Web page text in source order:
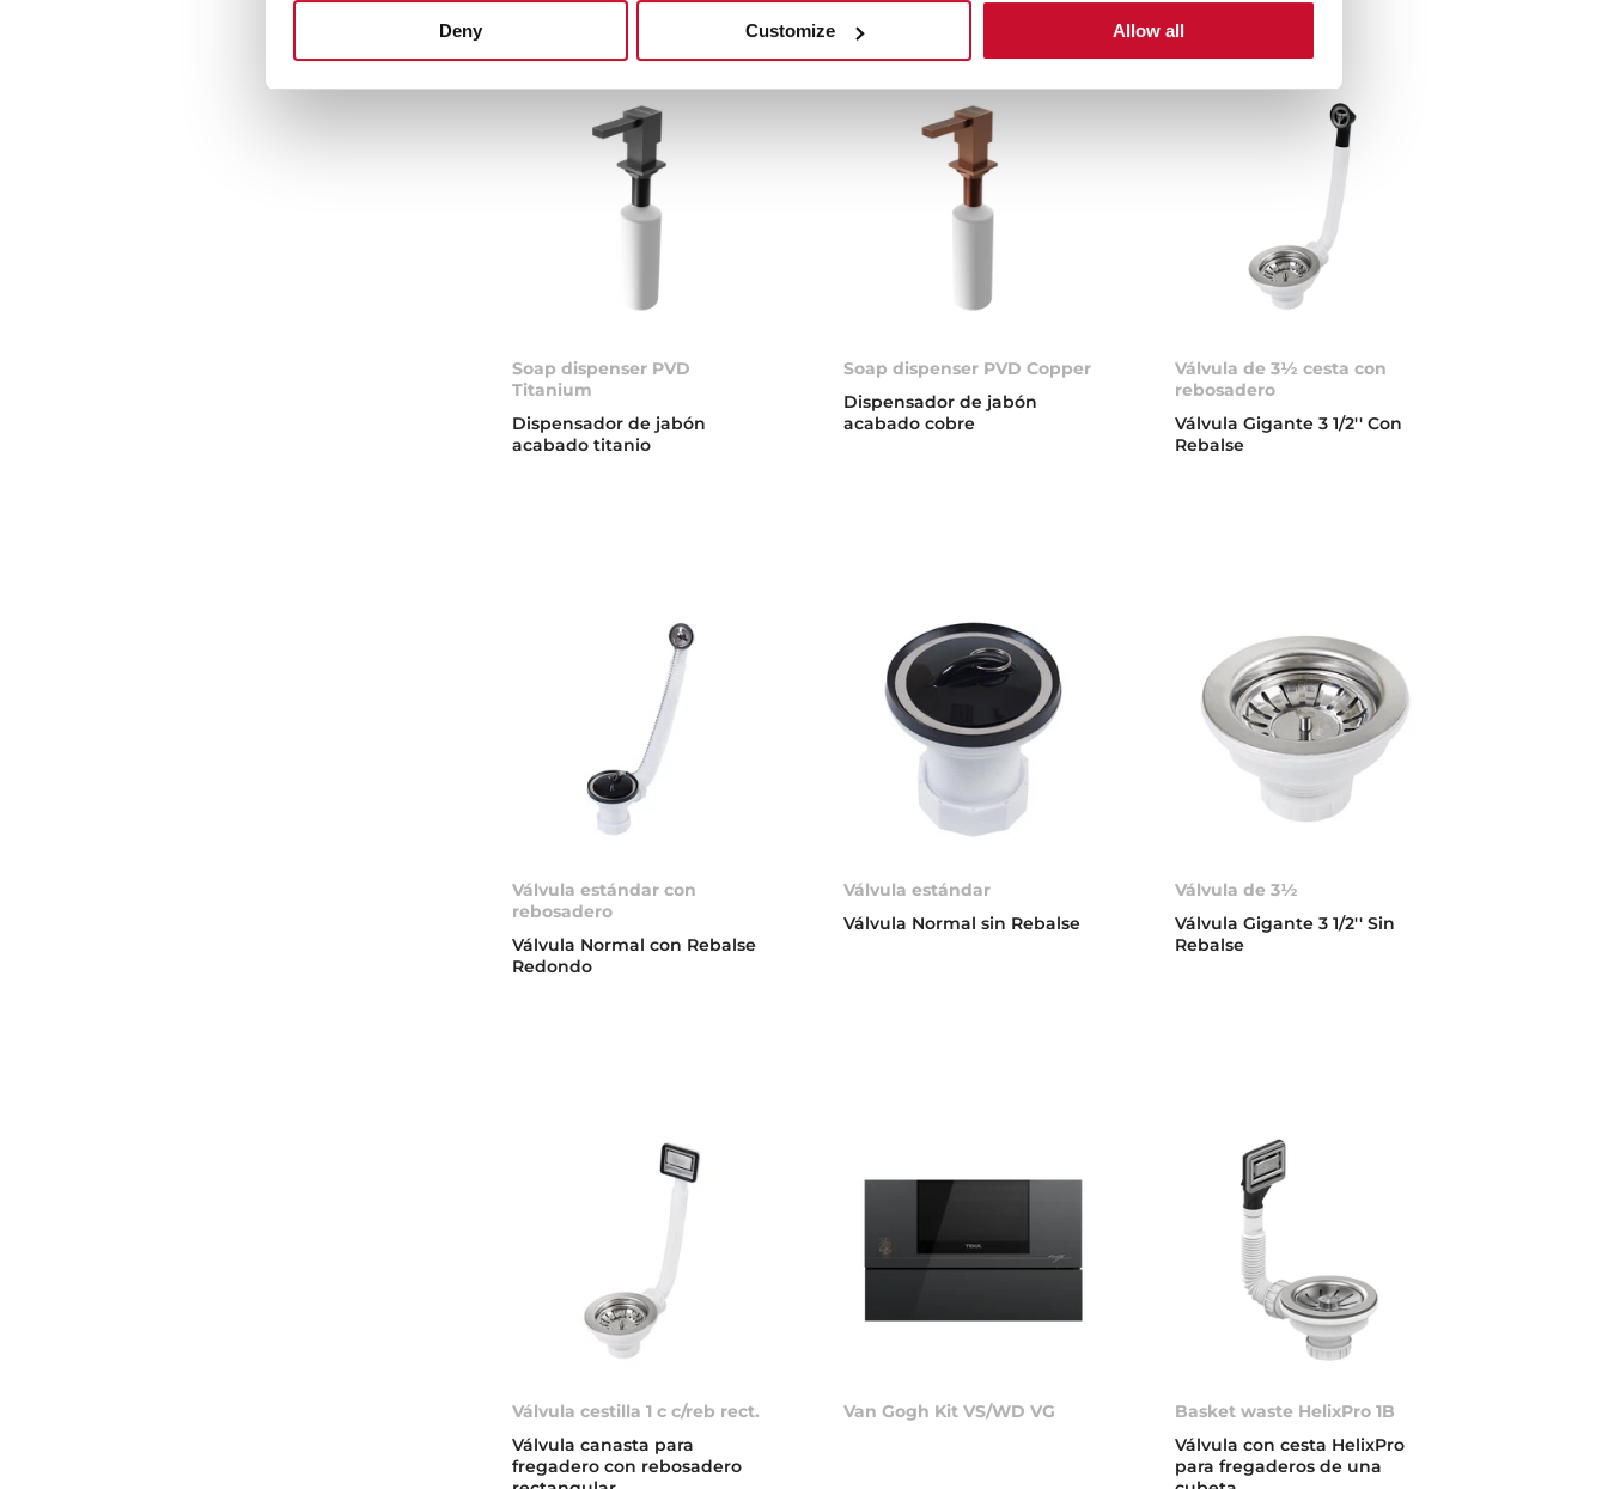
Deny Customize Allow all
Soap dispenser PVD
Titanium
Dispensador de jabón
acabado titanio
Soap dispenser PVD Copper
Dispensador de jabón
acabado cobre
Válvula de 3½ cesta con
rebosadero
Válvula Gigante 3 1/2'' Con
Rebalse
Válvula estándar con
rebosadero
Válvula Normal con Rebalse
Redondo
Válvula estándar
Válvula Normal sin Rebalse
Válvula de 3½
Válvula Gigante 3 1/2'' Sin
Rebalse
Válvula cestilla 1 c c/reb rect.
Válvula canasta para
fregadero con rebosadero
Van Gogh Kit VS/WD VG
Basket waste HelixPro 1B
Válvula con cesta HelixPro
para fregaderos de una